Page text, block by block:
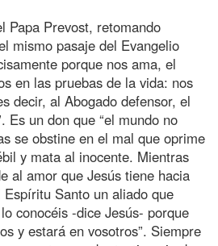
Papa Prevost, retomando
mismo pasaje del Evangelio
porque nos ama, el
en las pruebas de la vida: nos
decir, al Abogado defensor, el
Es un don que “el mundo no
se obstine en el mal que oprime
y mata al inocente. Mientras
al amor que Jesús tiene hacia
Santo un aliado que
conocéis -dice Jesús- porque
y estará en vosotros”. Siempre